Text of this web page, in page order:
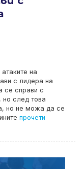
на
с лидера на
се справи с
но след това
но не можа да се
прочети